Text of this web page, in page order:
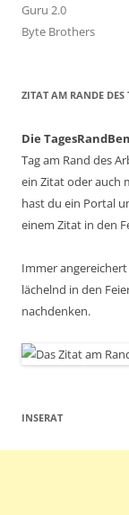
Guru 2.0
Byte Brothers
ZITAT AM RANDE DES
Die
Tag am Rand des
ein Zitat oder auch
hast du ein Portal
einem Zitat in den
Immer
lächelnd in den
nachdenken.
INSERAT